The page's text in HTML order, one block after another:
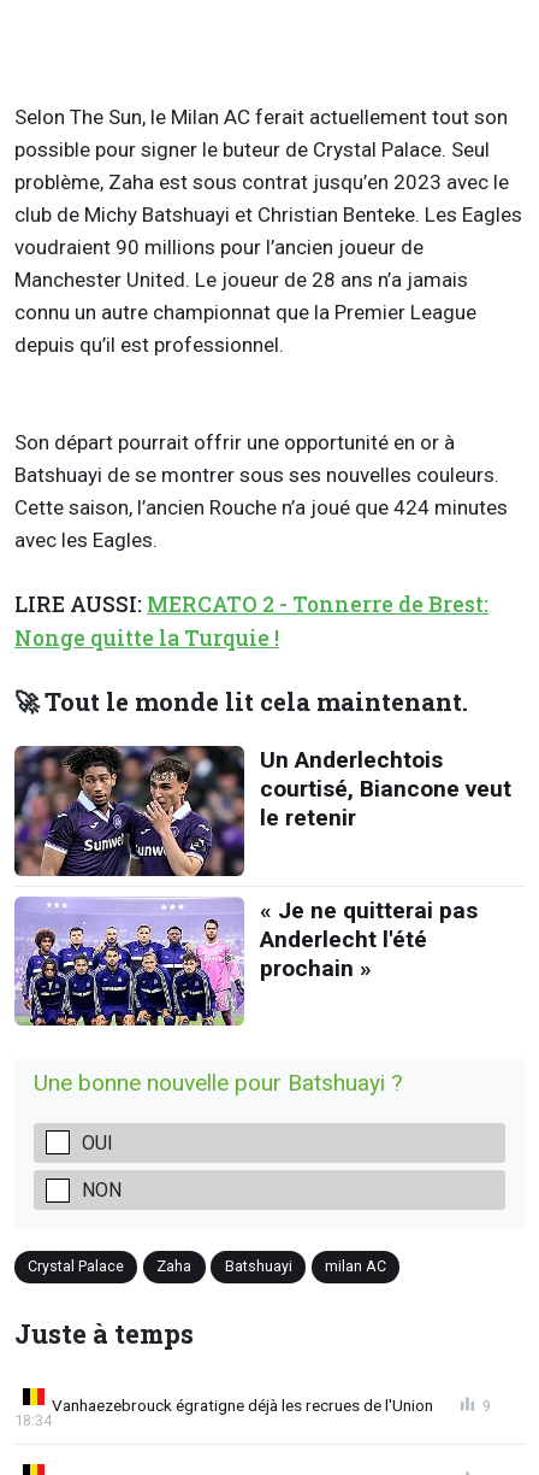
Selon The Sun, le Milan AC ferait actuellement tout son
possible pour signer le buteur de Crystal Palace. Seul
problème, Zaha est sous contrat jusqu’en 2023 avec le
club de Michy Batshuayi et Christian Benteke. Les Eagles
voudraient 90 millions pour l’ancien joueur de
Manchester United. Le joueur de 28 ans n’a jamais
connu un autre championnat que la Premier League
depuis qu’il est professionnel.
Son départ pourrait offrir une opportunité en or à
Batshuayi de se montrer sous ses nouvelles couleurs.
Cette saison, l’ancien Rouche n’a joué que 424 minutes
avec les Eagles.
LIRE AUSSI: MERCATO 2 - Tonnerre de Brest:
Nonge quitte la Turquie !
🚀 Tout le monde lit cela maintenant.
Un Anderlechtois
courtisé, Biancone veut
le retenir
« Je ne quitterai pas
Anderlecht l'été
prochain »
Une bonne nouvelle pour Batshuayi ?
OUI
NON
Crystal Palace Zaha Batshuayi milan AC
Juste à temps
Vanhaezebrouck égratigne déjà les recrues de l'Union
18:34
9